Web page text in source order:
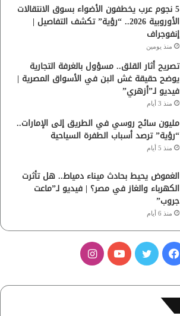
5 نجوم عرب يخطفون الأضواء بسوق الانتقالات
الأوروبية 2026.. “رؤية” تكشف التفاصيل |
إنفوجراف
منذ يومين
تصريح أثار القلق.. مسؤول بالغرفة التجارية
يوضح حقيقة غش البن في الأسواق المصرية |
فيديو لـ”أزهري”
منذ 3 أيام
مليون سائح روسي في الطريق إلى الإمارات..
“رؤية” ترصد أسباب الطفرة السياحية
منذ 5 أيام
الغموض يحيط بحادث ميناء دمياط.. هل تأثرت
الكهرباء والغاز في مصر؟ | فيديو لـ”ماعت
جروب”
منذ 6 أيام
س